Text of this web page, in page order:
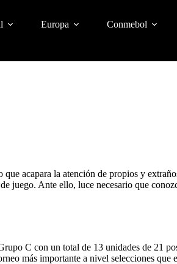
Europa Conmebol
acapara la atención de propios y
juego. Ante ello, luce necesario que
C con un total de 13 unidades de 21
más importante a nivel selecciones que